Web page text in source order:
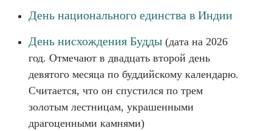
День национального единства в Индии
День нисхождения Будды (дата на 2026
год. Отмечают в двадцать второй день
девятого месяца по буддийскому календарю.
Считается, что он спустился по трем
золотым лестницам, украшенными
драгоценными камнями)